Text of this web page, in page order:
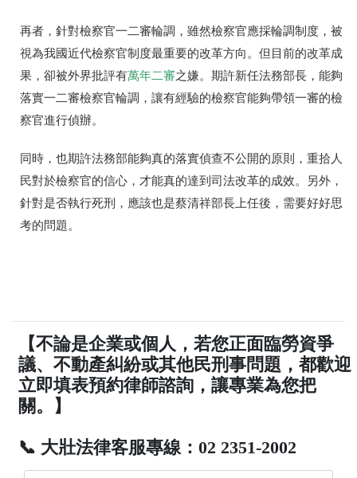
再者，針對檢察官一二審輪調，雖然檢察官應採輪調制度，被
視為我國近代檢察官制度最重要的改革方向。但目前的改革成
果，卻被外界批評有萬年二審之嫌。期許新任法務部長，能夠
落實一二審檢察官輪調，讓有經驗的檢察官能夠帶領一審的檢
察官進行偵辦。
同時，也期許法務部能夠真的落實偵查不公開的原則，重拾人
民對於檢察官的信心，才能真的達到司法改革的成效。另外，
針對是否執行死刑，應該也是蔡清祥部長上任後，需要好好思
考的問題。
【不論是企業或個人，若您正面臨勞資爭
議、不動產糾紛或其他民刑事問題，都歡迎
立即填表預約律師諮詢，讓專業為您把
關。】
📞 大壯法律客服專線：02 2351-2002